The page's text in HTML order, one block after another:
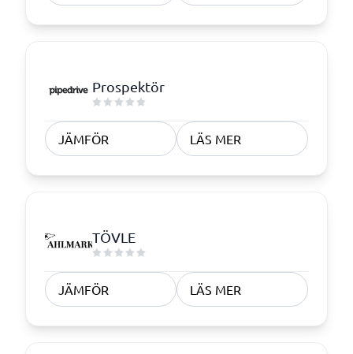
Prospektör
JÄMFÖR LÄS MER
TÖVLE
JÄMFÖR LÄS MER